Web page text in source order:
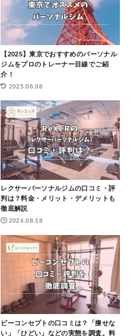
【2025】東京でおすすめのパーソナル
ジムをプロのトレーナー目線でご紹
介！
2025.06.06
レクサーパーソナルジムの口コミ・評
判は？料金・メリット・デメリットも
徹底解説
2024.08.18
ビーコンセプトの口コミは？「痩せな
い」「ひどい」などの実態を調査。料